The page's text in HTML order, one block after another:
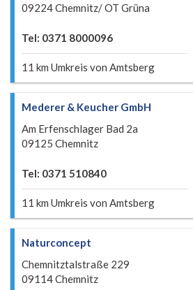
09224 Chemnitz/ OT Grüna
Tel: 0371 8000096
11 km Umkreis von Amtsberg
Mederer & Keucher GmbH
Am Erfenschlager Bad 2a
09125 Chemnitz
Tel: 0371 510840
11 km Umkreis von Amtsberg
Naturconcept
Chemnitztalstraße 229
09114 Chemnitz